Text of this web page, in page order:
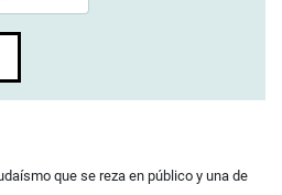
que se reza en público y una de